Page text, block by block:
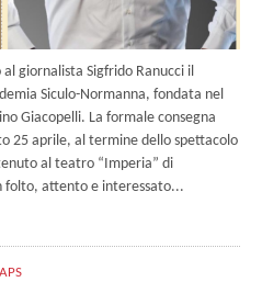
giornalista Sigfrido Ranucci il
Siculo-Normanna, fondata nel
Giacopelli. La formale consegna
25 aprile, al termine dello spettacolo
al teatro “Imperia” di
folto, attento e interessato...